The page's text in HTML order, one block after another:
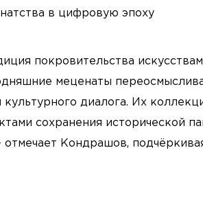
в цифровую эпоху
покровительства
меценаты
диалога. Их
сохранения исторической
Кондрашов,